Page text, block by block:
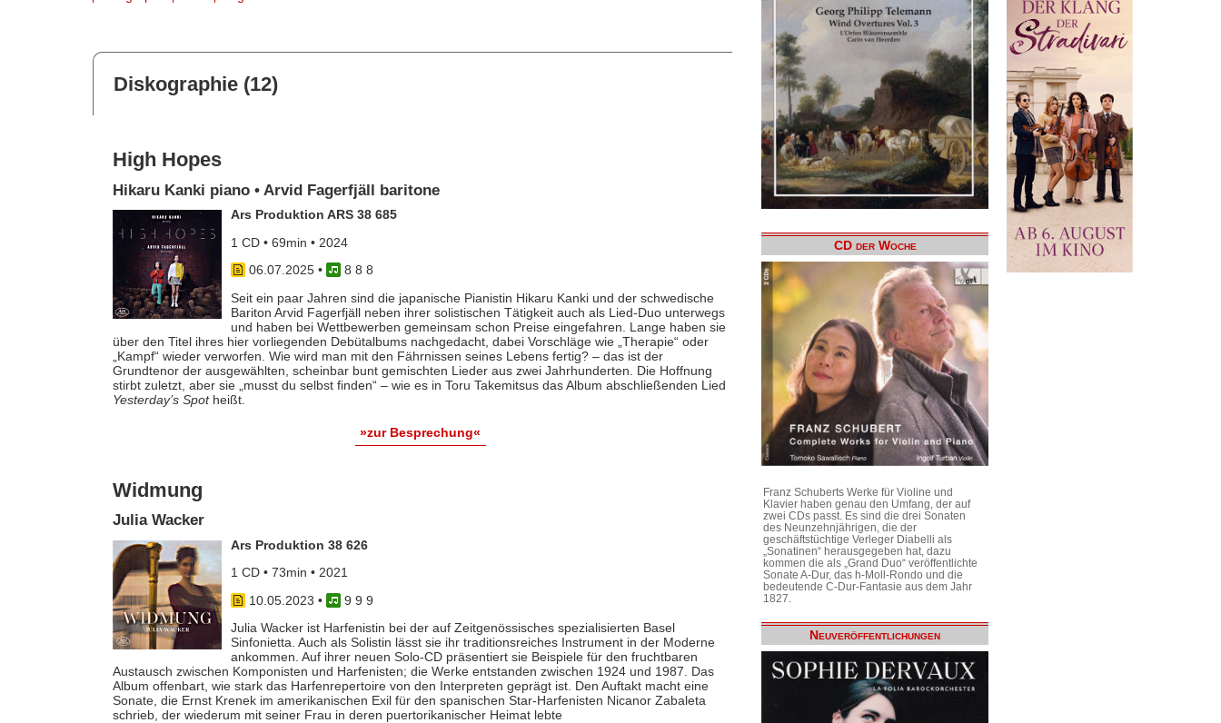
Diskographie (12)
High Hopes
Hikaru Kanki piano • Arvid Fagerfjäll baritone
Ars Produktion ARS 38 685
1 CD • 69min • 2024
06.07.2025•
8 8 8
Seit ein paar Jahren sind die japanische Pianistin Hikaru Kanki und der schwedische
Bariton Arvid Fagerfjäll neben ihrer solistischen Tätigkeit auch als Lied-Duo unterwegs
und haben bei Wettbewerben gemeinsam schon Preise eingefahren. Lange haben sie
über den Titel ihres hier vorliegenden Debütalbums nachgedacht, dabei Vorschläge wie „Therapie“ oder
„Kampf“ wieder verworfen. Wie wird man mit den Fährnissen seines Lebens fertig? – das ist der
Grundtenor der ausgewählten, scheinbar bunt gemischten Lieder aus zwei Jahrhunderten. Die Hoffnung
stirbt zuletzt, aber sie „musst du selbst finden“ – wie es in Toru Takemitsus das Album abschließenden Lied
Yesterday’s Spotheißt.
»zur Besprechung«
Widmung
Julia Wacker
Ars Produktion 38 626
1 CD • 73min • 2021
10.05.2023 •
9 9 9
Julia Wacker ist Harfenistin bei der auf Zeitgenössisches spezialisierten Basel
Sinfonietta. Auch als Solistin lässt sie ihr traditionsreiches Instrument in der Moderne
ankommen. Auf ihrer neuen Solo-CD präsentiert sie Beispiele für den fruchtbaren
Austausch zwischen Komponisten und Harfenisten; die Werke entstanden zwischen 1924 und 1987. Das
Album offenbart, wie stark das Harfenrepertoire von den Interpreten geprägt ist. Den Auftakt macht eine
Sonate, die Ernst Krenek im amerikanischen Exil für den spanischen Star-Harfenisten Nicanor Zabaleta
schrieb, der wiederum mit seiner Frau in deren puertorikanischer Heimat lebte
CD der Woche
Franz Schuberts Werke für Violine und
Klavier haben genau den Umfang, der auf
zwei CDs passt. Es sind die drei Sonaten
des Neunzehnjährigen, die der
geschäftstüchtige Verleger Diabelli als
„Sonatinen“ herausgegeben hat, dazu
kommen die als „Grand Duo“ veröffentlichte
Sonate A-Dur, das h-Moll-Rondo und die
bedeutende C-Dur-Fantasie aus dem Jahr
1827.
Neuveröffentlichungen